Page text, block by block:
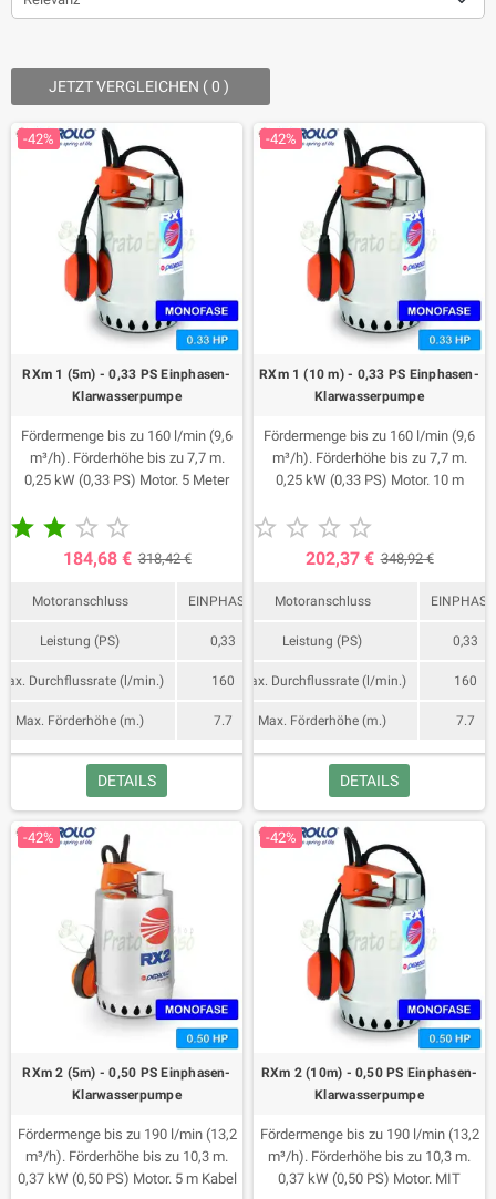
JETZT VERGLEICHEN (0) ‎
-42%
RXm 1 (5m) - 0,33 PS Einphasen-
Klarwasserpumpe
Fördermenge bis zu 160 l/min (9,6
m³/h). Förderhöhe bis zu 7,7 m.
0,25 kW (0,33 PS) Motor. 5 Meter
   
184,68 € 318,42 €
Motoranschluss EINPHASIG
Leistung (PS) 0,33
Durchflussrate (l/min.) 160
Max. Förderhöhe (m.) 7.7
DETAILS
-42%
RXm 1 (10 m) - 0,33 PS Einphasen-
Klarwasserpumpe
Fördermenge bis zu 160 l/min (9,6
m³/h). Förderhöhe bis zu 7,7 m.
0,25 kW (0,33 PS) Motor. 10 m
   
202,37 € 348,92 €
Motoranschluss
Leistung (PS) 0,33
Max. Durchflussrate (l/min.) 160
Max. Förderhöhe (m.) 7.7
DETAILS
-42%
RXm 2 (5m) - 0,50 PS Einphasen-
Klarwasserpumpe
Fördermenge bis zu 190 l/min (13,2
m³/h). Förderhöhe bis zu 10,3 m.
0,37 kW (0,50 PS) Motor. 5 m Kabel
-42%
RXm 2 (10m) - 0,50 PS Einphasen-
Klarwasserpumpe
Fördermenge bis zu 190 l/min (13,2
m³/h). Förderhöhe bis zu 10,3 m.
0,37 kW (0,50 PS) Motor. MIT